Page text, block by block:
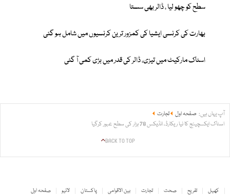
سطح کو چھو لیا ، ڈالر بھی سستا
بھارت کی کرنسی ایشیا کی کمزور ترین کرنسیوں میں شامل ہو گئی
اسٹاک مارکیٹ میں تیزی، ڈالر کی قدر میں بڑی کمی آ گئی
آپ یہاں ہیں: صفحہ اول
تجارت
اسٹاک ایکسچینج کا نیا ریکارڈ، انڈیکس 78 ہزار کی سطح عبور کرگیا
BACK TO TOP
صفحہ اول لائیو پاکستان بین الاقوامی تجارت صحت تفریح کھیل